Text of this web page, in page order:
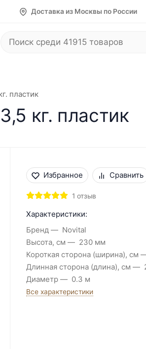
Доставка из Москвы по России
пластик
кг. пластик
Избранное Сравнить
1 отзыв
Характеристики:
Бренд
Novital
Высота, см
230 мм
Короткая сторона (ширина), см
Длинная сторона (длина), см
Диаметр
0.3 м
Все характеристики